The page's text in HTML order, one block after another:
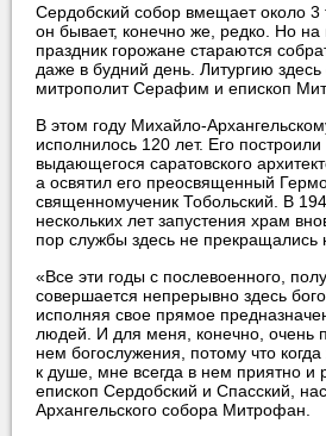
Сердобский собор вмещает около 3
он бывает, конечно же, редко. Но на
праздник горожане стараются
даже в будний день. Литургию
митрополит Серафим и епископ
В этом году Михайло-
исполнилось 120 лет. Его построили
выдающегося саратовского
а освятил его преосвященный
священномученик Тобольский. В
нескольких лет запустения храм
пор службы здесь не прекращались
«Все эти годы с послевоенного,
совершается непрерывно здесь
исполняя свое прямое
людей. И для меня, конечно, очень
нем богослужения, потому что
к душе, мне всегда в нем приятно и
епископ Сердобский и Спасский,
Архангельского собора Митрофан.